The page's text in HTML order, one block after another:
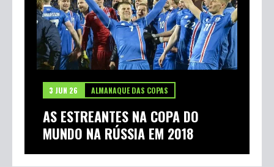
3 JUN 26 ALMANAQUE DAS COPAS
AS ESTREANTES NA COPA DO
MUNDO NA RÚSSIA EM 2018